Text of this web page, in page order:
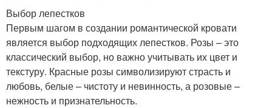
Выбор лепестков
Первым шагом в создании романтической кровати
является выбор подходящих лепестков. Розы – это
классический выбор, но важно учитывать их цвет и
текстуру. Красные розы символизируют страсть и
любовь, белые – чистоту и невинность, а розовые –
нежность и признательность.